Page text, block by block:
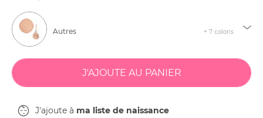
Autres + 7 coloris
J'ajoute à ma liste de naissance